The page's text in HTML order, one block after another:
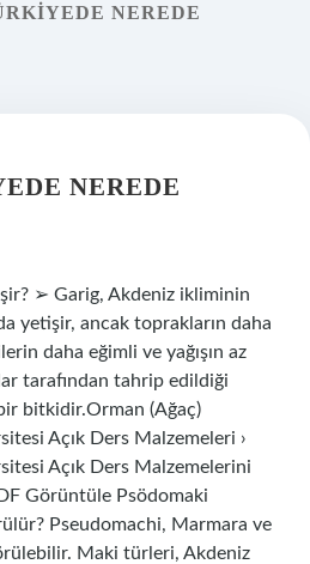
NEREDE
NEREDE
➢ Garig, Akdeniz ikliminin
yetişir, ancak toprakların daha
daha eğimli ve yağışın az
tarafından tahrip edildiği
bitkidir.Orman (Ağaç)
Açık Ders Malzemeleri ›
Açık Ders Malzemelerini
Görüntüle Psödomaki
Pseudomachi, Marmara ve
Maki türleri, Akdeniz